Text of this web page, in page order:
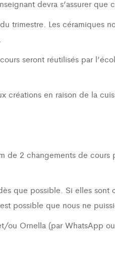
devra s’assurer
trimestre. Les céramiques
seront réutilisés par
créations en raison de la
2 changements de
que possible. Si elles
possible que nous ne
ou Ornella (par WhatsApp